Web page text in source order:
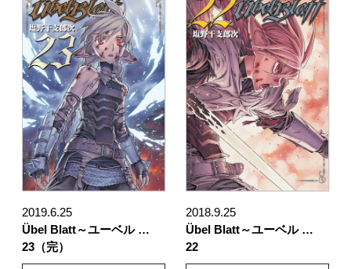
2019.6.25
Übel Blatt～ユーベル …
23（完）
2018.9.25
Übel Blatt～ユーベル …
22